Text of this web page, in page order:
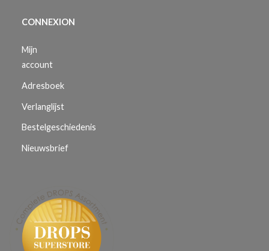
CONNEXION
Mijn
account
Adresboek
Verlanglijst
Bestelgeschiedenis
Nieuwsbrief